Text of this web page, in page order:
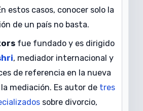
estos casos, conocer solo la
de un país no basta.
fue fundado y es dirigido
, mediador internacional y
de referencia en la nueva
mediación. Es autor de tres
sobre divorcio,